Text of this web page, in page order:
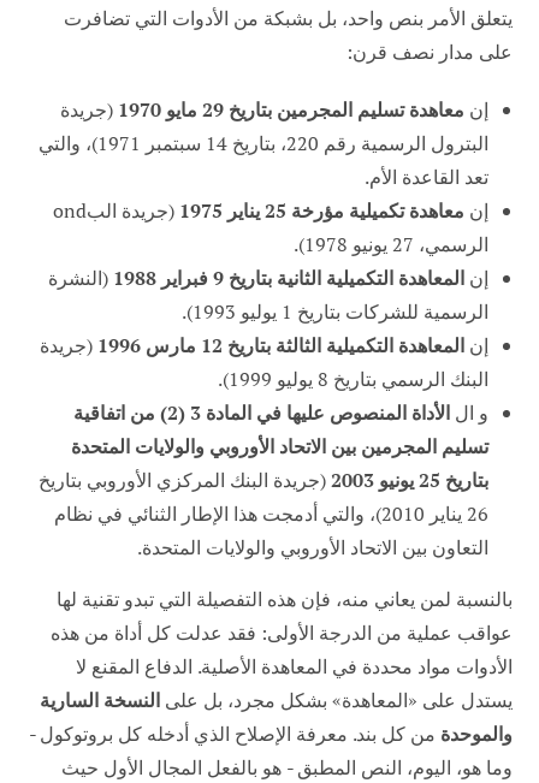
يتعلق الأمر بنص واحد، بل بشبكة من الأدوات التي تضافرت
على مدار نصف قرن:
إن معاهدة تسليم المجرمين بتاريخ 29 مايو 1970
(جريدة
البترول الرسمية رقم 220، بتاريخ 14 سبتمبر 1971)، والتي
تعد القاعدة الأم.
إن معاهدة تكميلية مؤرخة 25 يناير 1975
(جريدة البond
الرسمي، 27 يونيو 1978).
إنالمعاهدة التكميلية الثانية بتاريخ 9 فبراير 1988
(النشرة
الرسمية للشركات بتاريخ 1 يوليو 1993).
إنالمعاهدة التكميلية الثالثة بتاريخ 12 مارس 1996
(جريدة
البنك الرسمي بتاريخ 8 يوليو 1999).
و ال
الأداة المنصوص عليها في المادة 3 (2) من اتفاقية
تسليم المجرمين بين الاتحاد الأوروبي والولايات المتحدة
بتاريخ 25 يونيو 2003
(جريدة البنك المركزي الأوروبي بتاريخ
26 يناير 2010)، والتي أدمجت هذا الإطار الثنائي في نظام
التعاون بين الاتحاد الأوروبي والولايات المتحدة.
بالنسبة لمن يعاني منه، فإن هذه التفصيلة التي تبدو تقنية لها
عواقب عملية من الدرجة الأولى: فقد عدلت كل أداة من هذه
الأدوات مواد محددة في المعاهدة الأصلية. الدفاع المقنع لا
يستدل على «المعاهدة» بشكل مجرد، بل علىالنسخة السارية
والموحدة من كل بند. معرفة الإصلاح الذي أدخله كل بروتوكول -
وما هو، اليوم، النص المطبق - هو بالفعل المجال الأول حيث